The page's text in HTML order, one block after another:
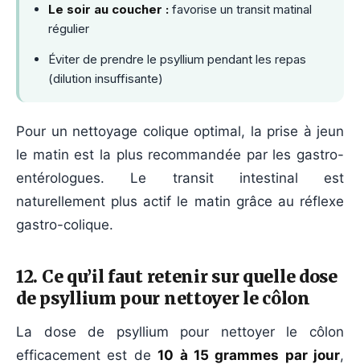
Le soir au coucher : favorise un transit matinal
régulier
Éviter de prendre le psyllium pendant les repas
(dilution insuffisante)
Pour un nettoyage colique optimal, la prise à jeun
le matin est la plus recommandée par les gastro-
entérologues. Le transit intestinal est
naturellement plus actif le matin grâce au réflexe
gastro-colique.
12. Ce qu’il faut retenir sur quelle dose
de psyllium pour nettoyer le côlon
La dose de psyllium pour nettoyer le côlon
efficacement est de10 à 15 grammes par jour,